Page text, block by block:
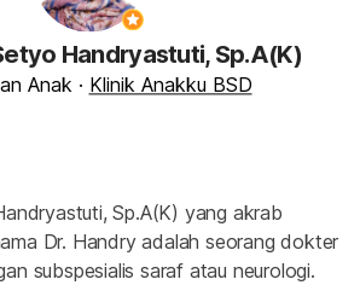
Handryastuti, Sp.A(K)
Anak · Klinik Anakku BSD
Sp.A(K) yang akrab
Dr. Handry adalah seorang dokter
subspesialis saraf atau neurologi.